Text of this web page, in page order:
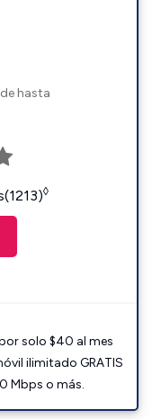
hasta
◊
solo $40 al mes
ilimitado GRATIS
Mbps o más.